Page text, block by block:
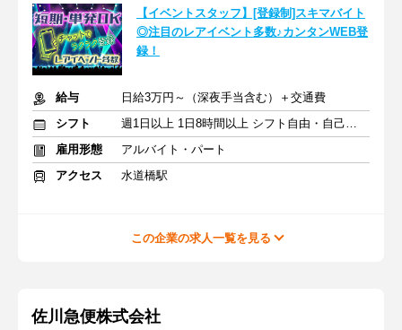
【イベントスタッフ】[登録制]スキマバイト
◎注目のレアイベント多数♪カンタンWEB登
録！
給与
日給3万円～（深夜手当含む）＋交通費
シフト
週1日以上 1日8時間以上 シフト自由・自己申告
雇用形態
アルバイト・パート
アクセス
水道橋駅
この企業の求人一覧を見る
佐川急便株式会社